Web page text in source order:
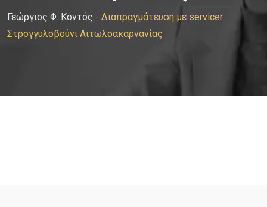
Γεώργιος Φ. Κοντός - Διαπραγμάτευση με servicer
Στρογγυλοβούνι Αιτωλοακαρνανίας